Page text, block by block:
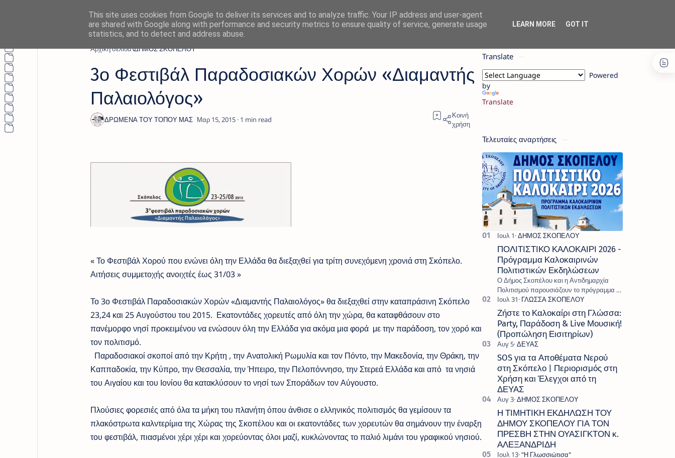
Αρχική σελίδα ΔΗΜΟΣ ΣΚΟΠΕΛΟΥ
3ο Φεστιβάλ Παραδοσιακών Χορών «Διαμαντής
Παλαιολόγος»
1
« Το Φεστιβάλ Χορού που ενώνει όλη την Ελλάδα θα διεξαχθεί για τρίτη συνεχόμενη χρονιά στη Σκόπελο.
Αιτήσεις συμμετοχής ανοιχτές έως 31/03 »
Το 3ο Φεστιβάλ Παραδοσιακών Χορών «Διαμαντής Παλαιολόγος» θα διεξαχθεί στην καταπράσινη Σκόπελο
23,24 και 25 Αυγούστου του 2015. Εκατοντάδες χορευτές από όλη την χώρα, θα καταφθάσουν στο
πανέμορφο νησί προκειμένου να ενώσουν όλη την Ελλάδα για ακόμα μια φορά με την παράδοση, τον χορό και
τον πολιτισμό.
Παραδοσιακοί σκοποί από την Κρήτη , την Ανατολική Ρωμυλία και τον Πόντο, την Μακεδονία, την Θράκη, την
Καππαδοκία, την Κύπρο, την Θεσσαλία, την Ήπειρο, την Πελοπόννησο, την Στερεά Ελλάδα και από τα νησιά
του Αιγαίου και του Ιονίου θα κατακλύσουν το νησί των Σποράδων τον Αύγουστο.
Πλούσιες φορεσιές από όλα τα μήκη του πλανήτη όπου άνθισε ο ελληνικός πολιτισμός θα γεμίσουν τα
πλακόστρωτα καλντερίμια της Χώρας της Σκοπέλου και οι εκατοντάδες των χορευτών θα σημάνουν την έναρξη
του φεστιβάλ, πιασμένοι χέρι χέρι και χορεύοντας όλοι μαζί, κυκλώνοντας το παλιό λιμάνι του γραφικού νησιού.
Translate
Powered
by
Translate
Τελευταίες αναρτήσεις
ΠΟΛΙΤΙΣΤΙΚΟ ΚΑΛΟΚΑΙΡΙ 2026 -
Πρόγραμμα Καλοκαιρινών
Πολιτιστικών Εκδηλώσεων
Ο Δήμος Σκοπέλου και η Αντιδημαρχία
Πολιτισμού παρουσιάζουν το πρόγραμμα «
Πολιτιστικό Καλοκαίρι 2026 », ένα πλούσιο
και πολυσυλλεκτικό πρόγραμμα εκδ…
Ζήστε το Καλοκαίρι στη Γλώσσα:
Party, Παράδοση & Live Μουσική!
(Προπώληση Εισιτηρίων)
SOS για τα Αποθέματα Νερού
στη Σκόπελο | Περιορισμός στη
Χρήση και Έλεγχοι από τη
ΔΕΥΑΣ
Η ΤΙΜΗΤΙΚΗ ΕΚΔΗΛΩΣΗ ΤΟΥ
ΔΗΜΟΥ ΣΚΟΠΕΛΟΥ ΓΙΑ ΤΟΝ
ΠΡΕΣΒΗ ΣΤΗΝ ΟΥΑΣΙΓΚΤΟΝ κ.
ΑΛΕΞΑΝΔΡΙΔΗ
This site uses cookies from Google to deliver its services and to analyze traffic. Your IP address and user-agent
are shared with Google along with performance and security metrics to ensure quality of service, generate usage
statistics, and to detect and address abuse.
LEARN MORE GOT IT